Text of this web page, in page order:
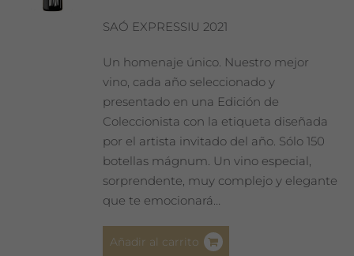
SAÓ EXPRESSIU 2021
Un homenaje único. Nuestro mejor
vino, cada año seleccionado y
presentado en una Edición de
Coleccionista con la etiqueta diseñada
por el artista invitado del año. Sólo 150
botellas mágnum. Un vino especial,
sorprendente, muy complejo y elegante
que te emocionará…
Añadir al carrito